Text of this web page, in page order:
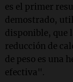
es el primer
demostrado,
disponible, que
reducción de
de peso es una
efectiva".